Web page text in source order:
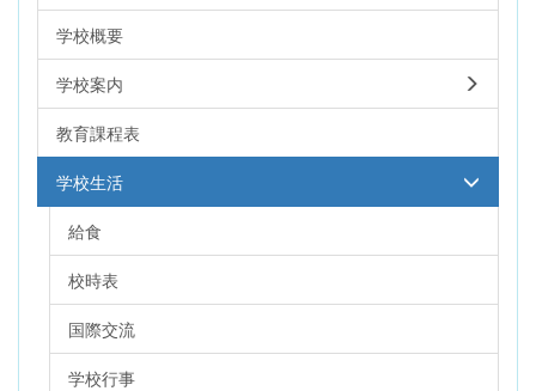
学校概要
学校案内
教育課程表
学校生活
給食
校時表
国際交流
学校行事